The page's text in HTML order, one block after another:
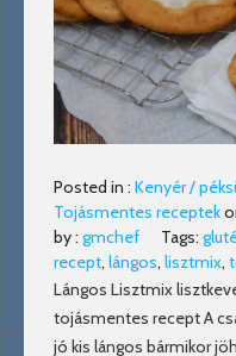
Posted in : Kenyér /
Tojásmentes receptek
by : gmchef Tags:
recept, lángos, lisztmix,
Lángos Lisztmix
tojásmentes recept A
jó kis lángos bármikor